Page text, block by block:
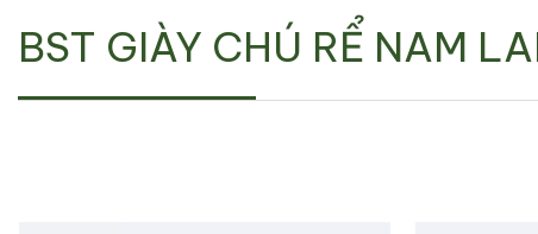
BST GIÀY CHÚ RỂ NAM